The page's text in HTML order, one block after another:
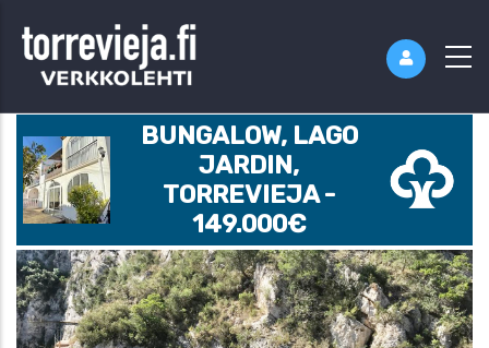
BUNGALOW, LAGO
JARDIN,
TORREVIEJA -
149.000€